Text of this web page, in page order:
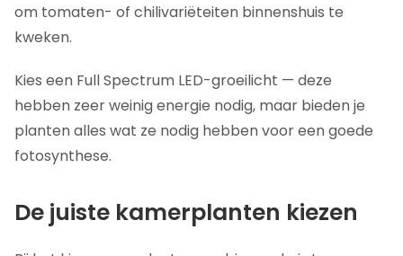
om tomaten- of chilivariëteiten binnenshuis te
kweken.
Kies een Full Spectrum LED-groeilicht — deze
hebben zeer weinig energie nodig, maar bieden je
planten alles wat ze nodig hebben voor een goede
fotosynthese.
De juiste kamerplanten kiezen